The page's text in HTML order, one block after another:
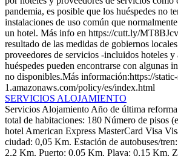
pandemia, es posible que los huéspedes no
instalaciones de uso común que
un hotel. Más info en https://cutt.ly/MT8BJcv
resultado de las medidas de gobiernos
proveedores de servicios -incluidos hoteles y
huéspedes pueden encontrarse con algunas
no disponibles.Más información:https://
1.amazonaws.com/policy/es/index.html
SERVICIOS ALOJAMIENTO
Servicios Alojamiento Año de última
total de habitaciones: 180 Número de pisos
hotel American Express MasterCard Visa
ciudad: 0,05 Km. Estación de autobuses/
2,2 Km. Puerto: 0,05 Km. Playa: 0,15 Km.